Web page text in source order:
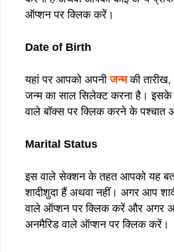
ऑप्शन पर क्लिक करें।
Date of Birth
यहां पर आपको अपनीजन्मकी तारीख,
जन्म का साल सिलेक्ट करना है।
वाले बॉक्स पर क्लिक करने के पश्चात
Marital Status
इस वाले सेक्शन के तहत आपको यह
शादीशुदा हैं अथवा नहीं। अगर आप
वाले ऑप्शन पर क्लिक करें और अगर
अनमैरिड वाले ऑप्शन पर क्लिक करें।